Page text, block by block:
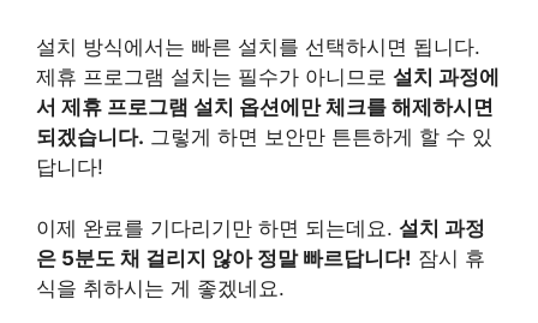
설치 방식에서는 빠른 설치를 선택하시면 됩니다.
제휴 프로그램 설치는 필수가 아니므로 설치 과정에
서 제휴 프로그램 설치 옵션에만 체크를 해제하시면
되겠습니다. 그렇게 하면 보안만 튼튼하게 할 수 있
답니다!
이제 완료를 기다리기만 하면 되는데요. 설치 과정
은 5분도 채 걸리지 않아 정말 빠르답니다! 잠시 휴
식을 취하시는 게 좋겠네요.